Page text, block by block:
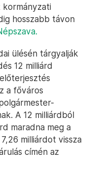
hosszabb távon
ülésén tárgyalják
12 milliárd
a főváros
A 12 milliárdból
maradna meg a
milliárdot vissza
címén az